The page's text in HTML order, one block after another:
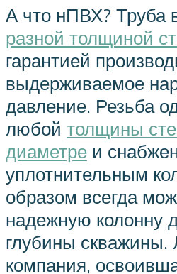
А что нПВХ? Труба
разной толщиной
гарантией
выдерживаемое
давление. Резьба
любой толщины
диаметре и
уплотнительным
образом всегда
надежную колонну
глубины скважины.
компания,